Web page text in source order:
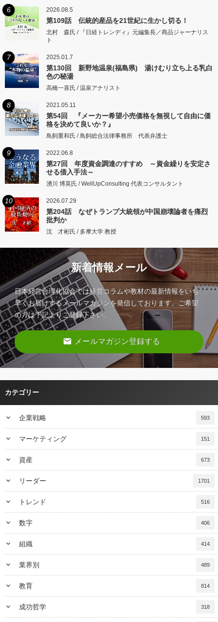
6 2026.08.5
第109話 伝統的産品を21世紀に生かし切る！
北村 森氏 / 『日経トレンディ』元編集長／商品ジャーナリス
ト
7 2025.01.7
第130回 新野地温泉(福島県) 湯けむり立ち上る乳白
色の秘湯
高橋一喜氏 / 温泉アナリスト
8 2021.05.11
第54回 『メーカー希望小売価格を無視して自由に価
格を決めて良いか？』
鳥飼重和氏 / 鳥飼総合法律事務所 代表弁護士
9 2022.06.8
第27回 年度資金調達のすすめ ～資金繰りを安定さ
せる借入手法～
湧川 博英氏 / WellUpConsulting 代表コンサルタント
10 2026.07.29
第204話 なぜトランプ大統領が中国崩壊論者を痛烈
批判か
沈 才彬氏 / 多摩大学 教授
新着情報メール
日本経営合理化協会では経営コラムや教材の最新情報をいち
早くお届けするメールマガジンを発信しております。ご希望
の方は下記よりご登録下さい。
email メールマガジン登録する
カテゴリー
keyboard_arrow_down 企業戦略 593
keyboard_arrow_down マーケティング 151
keyboard_arrow_down 資産 673
keyboard_arrow_down リーダー 1701
keyboard_arrow_down トレンド 516
keyboard_arrow_down 数字 406
keyboard_arrow_down 組織 414
keyboard_arrow_down 業界別 489
keyboard_arrow_down 教育 814
keyboard_arrow_down 成功哲学 318